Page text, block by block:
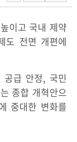
이고 국내 제약
도 전면 개편에
공급 안정, 국민
종합 개혁안으
중대한 변화를